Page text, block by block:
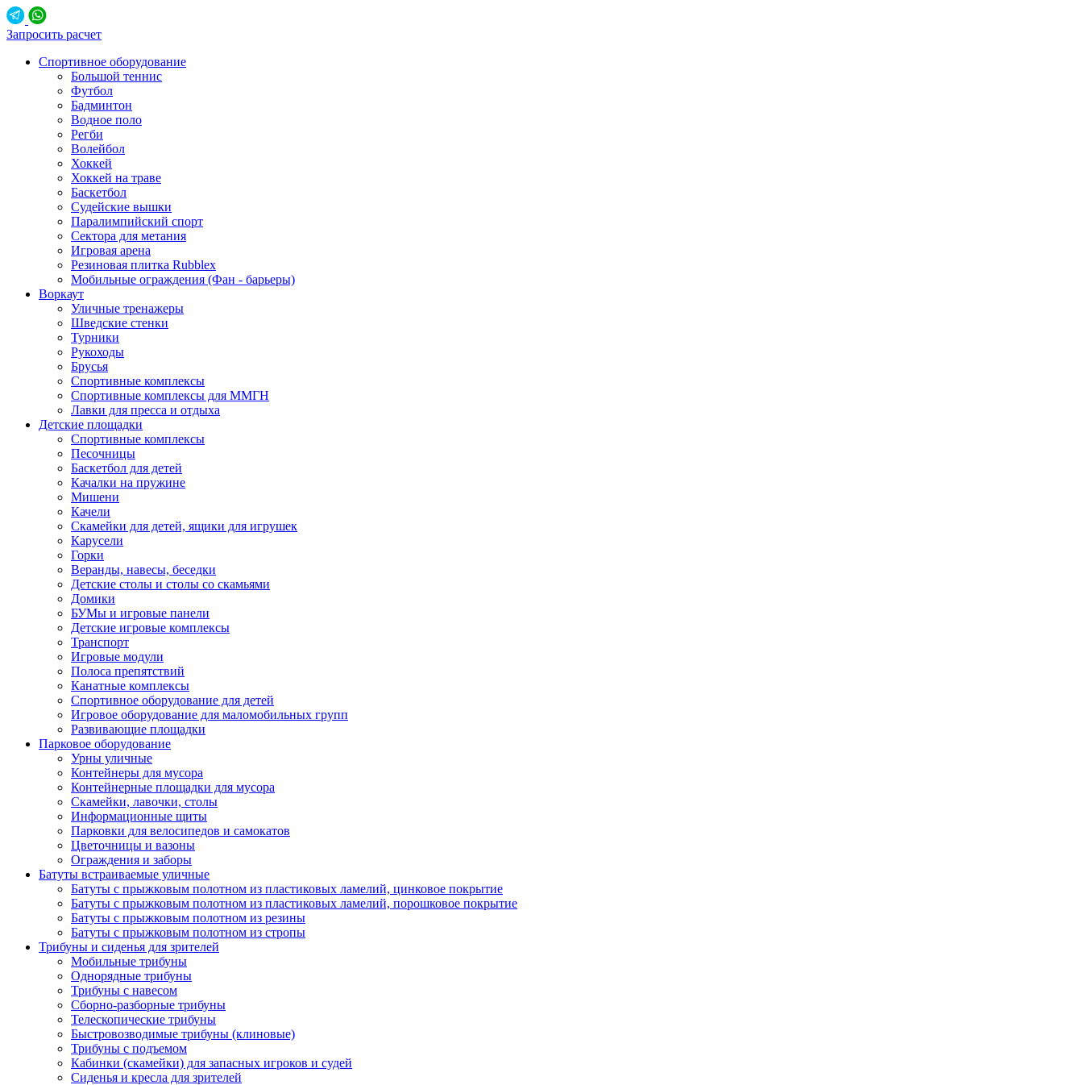
Запросить расчет
Спортивное оборудование
Большой теннис
Футбол
Бадминтон
Водное поло
Регби
Волейбол
Хоккей
Хоккей на траве
Баскетбол
Судейские вышки
Паралимпийский спорт
Сектора для метания
Игровая арена
Резиновая плитка Rubblex
Мобильные ограждения (Фан - барьеры)
Воркаут
Уличные тренажеры
Шведские стенки
Турники
Рукоходы
Брусья
Спортивные комплексы
Спортивные комплексы для ММГН
Лавки для пресса и отдыха
Детские площадки
Спортивные комплексы
Песочницы
Баскетбол для детей
Качалки на пружине
Мишени
Качели
Скамейки для детей, ящики для игрушек
Карусели
Горки
Веранды, навесы, беседки
Детские столы и столы со скамьями
Домики
БУМы и игровые панели
Детские игровые комплексы
Транспорт
Игровые модули
Полоса препятствий
Канатные комплексы
Спортивное оборудование для детей
Игровое оборудование для маломобильных групп
Развивающие площадки
Парковое оборудование
Урны уличные
Контейнеры для мусора
Контейнерные площадки для мусора
Скамейки, лавочки, столы
Информационные щиты
Парковки для велосипедов и самокатов
Цветочницы и вазоны
Ограждения и заборы
Батуты встраиваемые уличные
Батуты с прыжковым полотном из пластиковых ламелий, цинковое покрытие
Батуты с прыжковым полотном из пластиковых ламелий, порошковое покрытие
Батуты с прыжковым полотном из резины
Батуты с прыжковым полотном из стропы
Трибуны и сиденья для зрителей
Мобильные трибуны
Однорядные трибуны
Трибуны с навесом
Сборно-разборные трибуны
Телескопические трибуны
Быстровозводимые трибуны (клиновые)
Трибуны с подъемом
Кабинки (скамейки) для запасных игроков и судей
Сиденья и кресла для зрителей